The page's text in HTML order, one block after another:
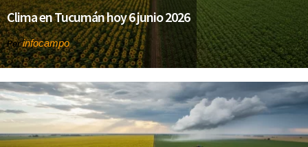
Clima en Tucumán hoy 6 junio 2026
Porinfocampo